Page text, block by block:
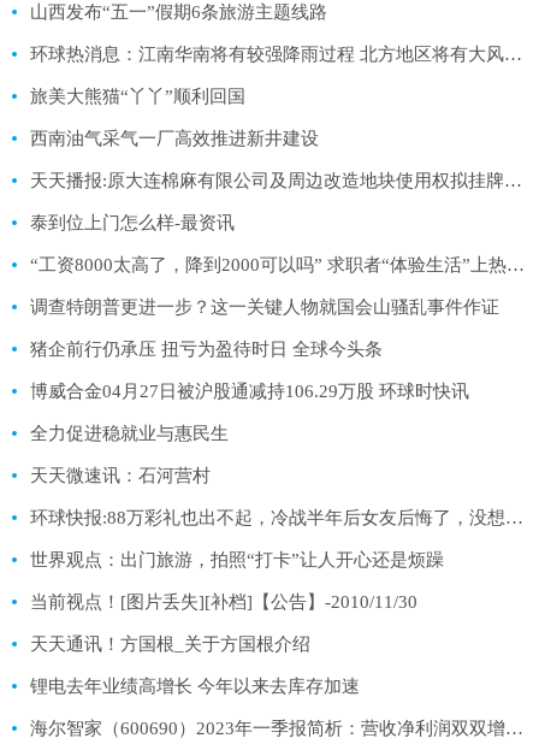
山西发布“五一”假期6条旅游主题线路
环球热消息：江南华南将有较强降雨过程 北方地区将有大风降温和沙尘天气
旅美大熊猫“丫丫”顺利回国
西南油气采气一厂高效推进新井建设
天天播报:原大连棉麻有限公司及周边改造地块使用权拟挂牌出让
泰到位上门怎么样-最资讯
“工资8000太高了，降到2000可以吗” 求职者“体验生活”上热搜！涉事公司回应内情|快播
调查特朗普更进一步？这一关键人物就国会山骚乱事件作证
猪企前行仍承压 扭亏为盈待时日 全球今头条
博威合金04月27日被沪股通减持106.29万股 环球时快讯
全力促进稳就业与惠民生
天天微速讯：石河营村
环球快报:88万彩礼也出不起，冷战半年后女友后悔了，没想到男友都要结婚了
世界观点：出门旅游，拍照“打卡”让人开心还是烦躁
当前视点！[图片丢失][补档]【公告】-2010/11/30
天天通讯！方国根_关于方国根介绍
锂电去年业绩高增长 今年以来去库存加速
海尔智家（600690）2023年一季报简析：营收净利润双双增长，盈利能力上升